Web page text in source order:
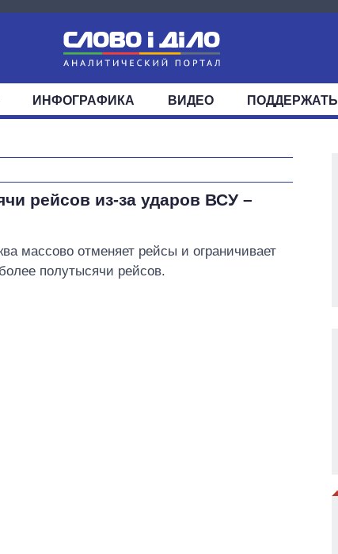
ИНФОГРАФИКА ВИДЕО ПОДДЕРЖАТЬ
рейсов из-за ударов ВСУ –
массово отменяет рейсы и ограничивает
полутысячи рейсов.
Сколько
время большой